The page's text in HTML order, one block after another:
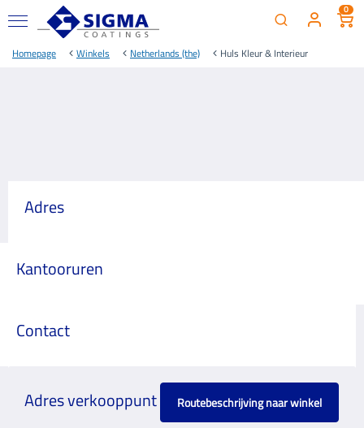
0
Homepage Winkels Netherlands (the) Huls Kleur & Interieur
Adres
Kantooruren
Contact
Adres verkooppunt Routebeschrijving naar winkel